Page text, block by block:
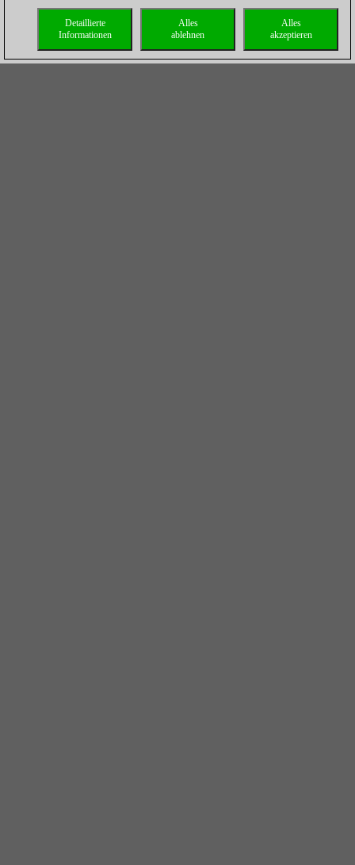
Alles
akzeptieren
Alles
ablehnen
Detaillierte
Informationen